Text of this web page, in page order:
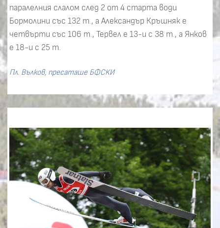
паралелния слалом след 2 от 4 старта води
Бормолини със 132 т., а Александър Кръшняк е
четвърти със 106 т., Тервел е 13-и с 38 т., а Янков
е 18-и с 25 т.
Пл. Вълков, пресаташе БФСКИ